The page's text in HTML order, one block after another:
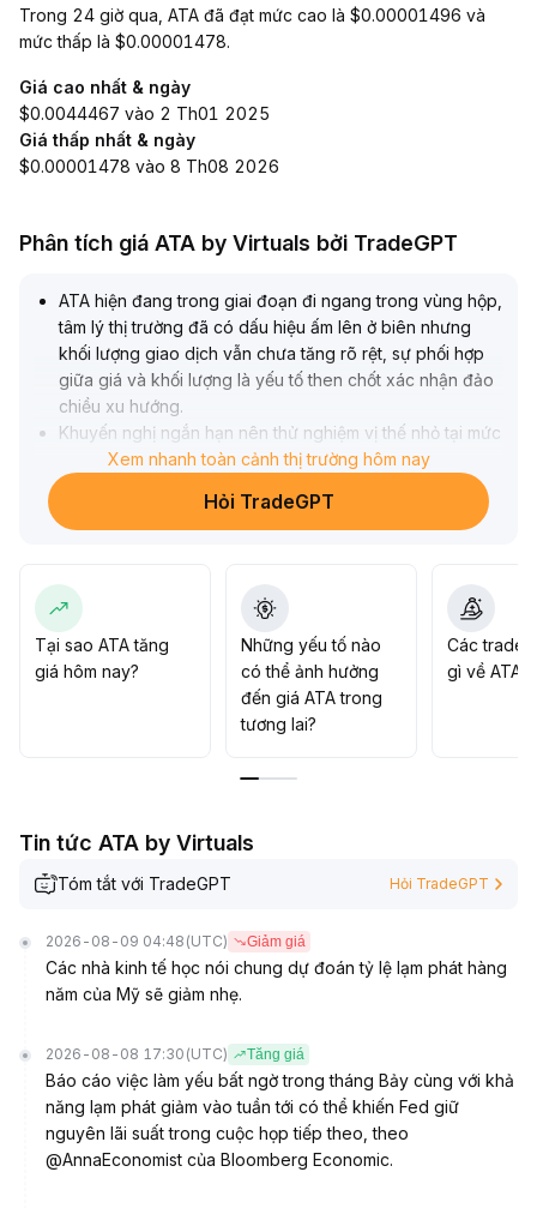
Trong 24 giờ qua, ATA đã đạt mức cao là $0.00001496 và
mức thấp là $0.00001478.
Giá cao nhất & ngày
$0.0044467 vào 2 Th01 2025
Giá thấp nhất & ngày
$0.00001478 vào 8 Th08 2026
Phân tích giá ATA by Virtuals bởi TradeGPT
ATA hiện đang trong giai đoạn đi ngang trong vùng hộp,
tâm lý thị trường đã có dấu hiệu ấm lên ở biên nhưng
khối lượng giao dịch vẫn chưa tăng rõ rệt, sự phối hợp
giữa giá và khối lượng là yếu tố then chốt xác nhận đảo
chiều xu hướng.
Khuyến nghị ngắn hạn nên thử nghiệm vị thế nhỏ tại mức
hỗ trợ và lấy đáy vùng hộp làm điểm dừng lỗ; nếu khối
lượng giao dịch gia tăng rõ rệt và phá vỡ đỉnh vùng hộp,
có thể cân nhắc tăng dần tỷ trọng
hình
Trọng tâm kiểm soát rủi ro đặt vào phòng ngừa nguy cơ
đảo chiều sau khi phá vỡ giả.
Xem nhanh toàn cảnh thị trường hôm nay
Hỏi TradeGPT
Tại sao ATA tăng
giá hôm nay?
Những yếu tố nào
có thể ảnh hưởng
đến giá ATA trong
tương lai?
Các trader
gì về ATA?
Tin tức ATA by Virtuals
Tóm tắt với TradeGPT Hỏi TradeGPT
2026-08-09 04:48 (UTC) Giảm giá
Các nhà kinh tế học nói chung dự đoán tỷ lệ lạm phát hàng
năm của Mỹ sẽ giảm nhẹ.
2026-08-08 17:30 (UTC) Tăng giá
Báo cáo việc làm yếu bất ngờ trong tháng Bảy cùng với khả
năng lạm phát giảm vào tuần tới có thể khiến Fed giữ
nguyên lãi suất trong cuộc họp tiếp theo, theo
@AnnaEconomist của Bloomberg Economic.